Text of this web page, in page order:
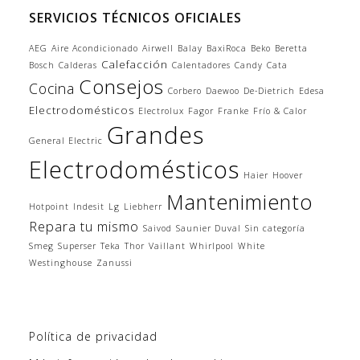
SERVICIOS TÉCNICOS OFICIALES
AEG Aire Acondicionado Airwell Balay BaxiRoca Beko Beretta
Bosch Calderas Calefacción Calentadores Candy Cata
Cocina Consejos Corbero Daewoo De-Dietrich Edesa
Electrodomésticos Electrolux Fagor Franke Frío & Calor
General Electric Grandes
Electrodomésticos Haier Hoover
Hotpoint Indesit Lg Liebherr Mantenimiento
Repara tu mismo Saivod Saunier Duval Sin categoría
Smeg Superser Teka Thor Vaillant Whirlpool White
Westinghouse Zanussi
Política de privacidad